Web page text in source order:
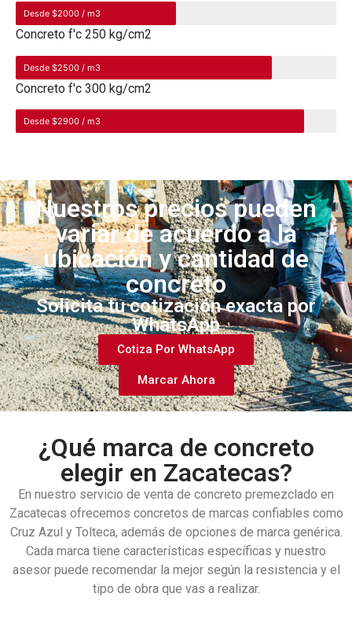
Desde $2000 / m3
Concreto f'c 250 kg/cm2
Desde $2500 / m3
Concreto f'c 300 kg/cm2
Desde $2900 / m3
Nuestros precios pueden
variar de acuerdo a la
ubicación y cantidad de
concreto
Solicita tu cotización exacta por
WhatsApp
Cotiza Por WhatsApp
Marcar Ahora
¿Qué marca de concreto
elegir en Zacatecas?
En nuestro servicio de venta de concreto premezclado en
Zacatecas ofrecemos concretos de marcas confiables como
Cruz Azul y Tolteca, además de opciones de marca genérica.
Cada marca tiene características específicas y nuestro
asesor puede recomendar la mejor según la resistencia y el
tipo de obra que vas a realizar.